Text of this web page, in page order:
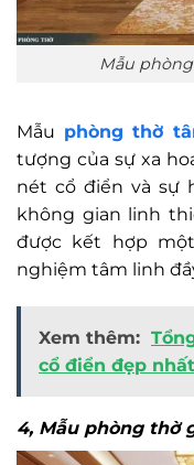
Mẫu
Mẫu phòng thờ
tượng của sự xa
nét cổ điển và sự
không gian linh
được kết hợp
nghiệm tâm linh
Xem thêm:
cổ điển đẹp nhất
4, Mẫu phòng thờ